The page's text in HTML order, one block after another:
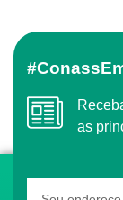
Receba o conteúdo semanal do Conass com
as